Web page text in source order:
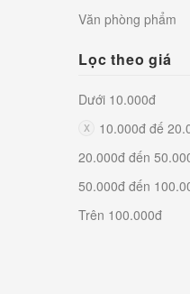
Văn phòng phẩm
Lọc theo giá
Dưới 10.000đ
10.000đ đế
20.000đ đến
50.000đ đến
Trên 100.000đ